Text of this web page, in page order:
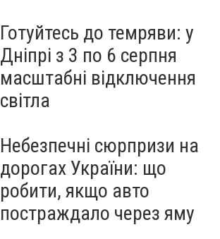
Готуйтесь до темряви: у
Дніпрі з 3 по 6 серпня
масштабні відключення
світла
Небезпечні сюрпризи на
дорогах України: що
робити, якщо авто
постраждало через яму